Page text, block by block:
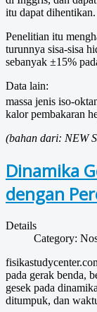
itu dapat dihentikan.
Penelitian itu
turunnya sisa-sisa
sebanyak ±15%
Data lain:
massa jenis iso-
kalor pembakaran
(bahan dari: NEW
Dinamika
dengan
Details
Category:
pada gerak benda,
gesek pada
ditumpuk, dan